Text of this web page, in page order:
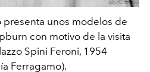
presenta unos modelos de
con motivo de la visita
Spini Feroni, 1954
Ferragamo).